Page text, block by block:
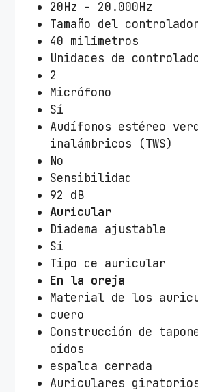
20Hz – 20.000Hz
Tamaño del
40 milímetros
Unidades de
2
Micrófono
Sí
Audífonos estéreo
inalámbricos (TWS)
No
Sensibilidad
92 dB
Auricular
Diadema ajustable
Sí
Tipo de auricular
En la oreja
Material de los
cuero
Construcción de
oídos
espalda cerrada
Auriculares